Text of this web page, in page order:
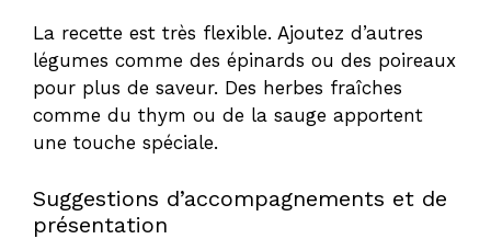
La recette est très flexible. Ajoutez d’autres
légumes comme des épinards ou des poireaux
pour plus de saveur. Des herbes fraîches
comme du thym ou de la sauge apportent
une touche spéciale.
Suggestions d’accompagnements et de
présentation